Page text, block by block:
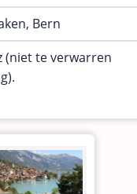
Bern
(niet te verwarren